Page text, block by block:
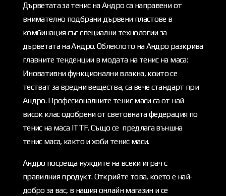
Дърветата за тенис на Андро са направени от
внимателно подбрани дървени пластове в
комбинация със специални технологии за
дърветата на Андро. Облеклото на Андро разкрива
главните тенденции в модата на тенис на маса:
Иновативни функционални влакна, които се
тестват за вредни вещества, са вече стандарт при
Андро. Професионалните тенис маси са от най-
висок клас одобрени от световната федерация по
тенис на маса ITTF. Също се предлага външна
тенис маса, както и хоби тенис маси.
Андро посреща нуждите на всеки играч с
правилния продукт. Открийте това, което е най-
добро за вас, в нашия онлайн магазин и се